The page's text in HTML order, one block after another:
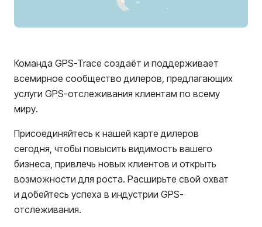
Команда GPS-Trace создаёт и поддерживает
всемирное сообщество дилеров, предлагающих
услуги GPS-отслеживания клиентам по всему
миру.
Присоединяйтесь к нашей карте дилеров
сегодня, чтобы повысить видимость вашего
бизнеса, привлечь новых клиентов и открыть
возможности для роста. Расширьте свой охват
и добейтесь успеха в индустрии GPS-
отслеживания.